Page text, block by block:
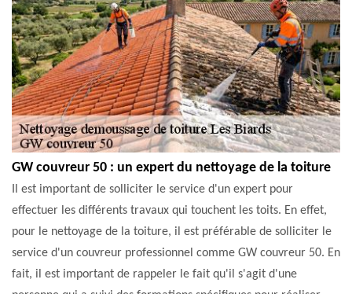
GW couvreur 50 : un expert du nettoyage de la toiture
Il est important de solliciter le service d'un expert pour
effectuer les différents travaux qui touchent les toits. En effet,
pour le nettoyage de la toiture, il est préférable de solliciter le
service d'un couvreur professionnel comme GW couvreur 50. En
fait, il est important de rappeler le fait qu'il s'agit d'une